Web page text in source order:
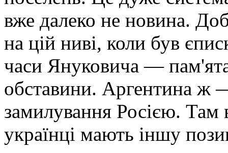
вже далеко не новина.
на цій ниві, коли був
часи Януковича —
обставини. Аргентина ж
замилування Росією.
українці мають іншу